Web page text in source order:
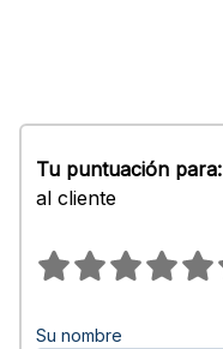
Tu puntuación para:
al cliente
Su nombre